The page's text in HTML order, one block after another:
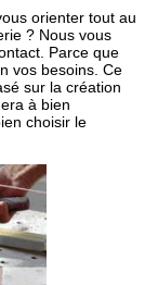
orienter tout au
? Nous vous
Parce que
vos besoins. Ce
sur la création
à bien
choisir le